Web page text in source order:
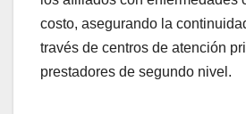
costo, asegurando la
través de centros de atención
prestadores de segundo nivel.